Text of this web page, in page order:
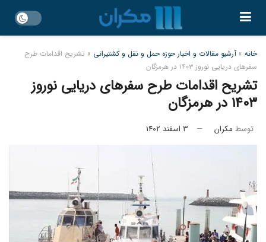
خانه » آرشیو مقالات و اخبار حوزه حمل و نقل و کشتیرانی » تشریح اقدامات طرح
سفرهای دریایی نوروز ۱۴۰۳ در هرمزگان
تشریح اقدامات طرح سفرهای دریایی نوروز
۱۴۰۳ در هرمزگان
توسط مکران ۳ اسفند ۱۴۰۲